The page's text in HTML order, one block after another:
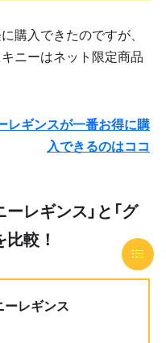
購入できたのですが、
ニーはネット限定商品
レギンスが一番お得に購
入できるのはココ
レギンス」と「グ
較！
ーレギンス